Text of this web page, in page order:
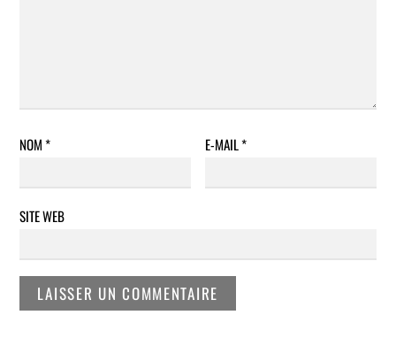
NOM* E-MAIL*
SITE WEB